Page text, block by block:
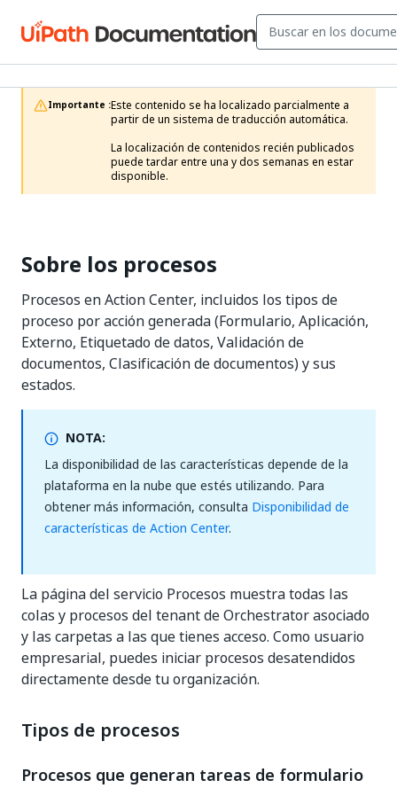
Importante :Este contenido se ha localizado parcialmente a
partir de un sistema de traducción automática.
La localización de contenidos recién publicados
puede tardar entre una y dos semanas en estar
disponible.
Sobre los procesos
Procesos en Action Center, incluidos los tipos de
proceso por acción generada (Formulario, Aplicación,
Externo, Etiquetado de datos, Validación de
documentos, Clasificación de documentos) y sus
estados.
NOTA:
La disponibilidad de las características depende de la
plataforma en la nube que estés utilizando. Para
obtener más información, consulta Disponibilidad de
características de Action Center.
La página del servicio Procesos muestra todas las
colas y procesos del tenant de Orchestrator asociado
y las carpetas a las que tienes acceso. Como usuario
empresarial, puedes iniciar procesos desatendidos
directamente desde tu organización.
Tipos de procesos
Procesos que generan tareas de formulario